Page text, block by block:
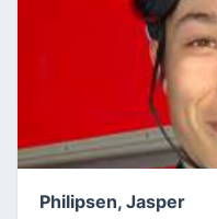
Philipsen, Jasper